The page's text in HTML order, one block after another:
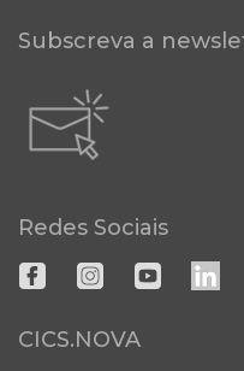
Subscreva a
Redes Sociais
CICS.NOVA